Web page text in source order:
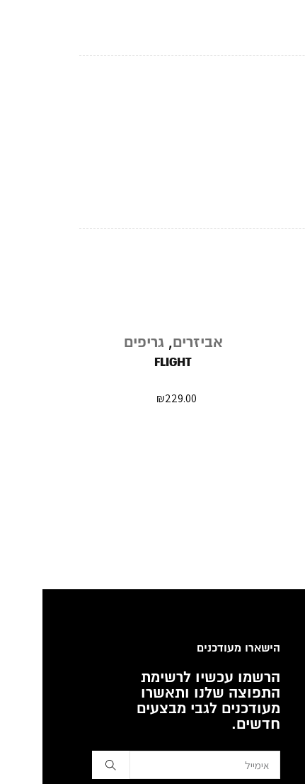
אביזרים, גריפים
FLIGHT
₪229.00
הישארו מעודכנים
הרשמו עכשיו לרשימת
התפוצה שלנו ותאשרו
מעודכנים לגבי מבצעים
חדשים.